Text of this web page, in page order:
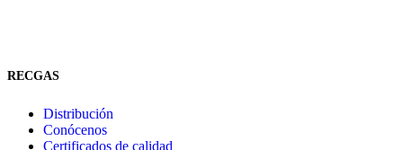
RECGAS
Distribución
Conócenos
Certificados de calidad